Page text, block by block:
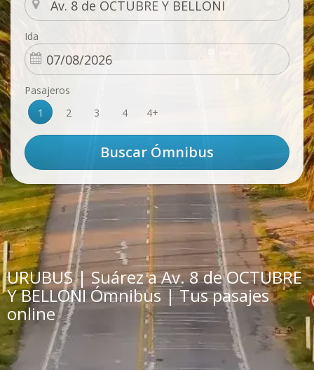
Ida
Pasajeros
1
2 3 4 4+
URUBUS | Suárez a Av. 8 de OCTUBRE
Y BELLONI Ómnibus | Tus pasajes
online